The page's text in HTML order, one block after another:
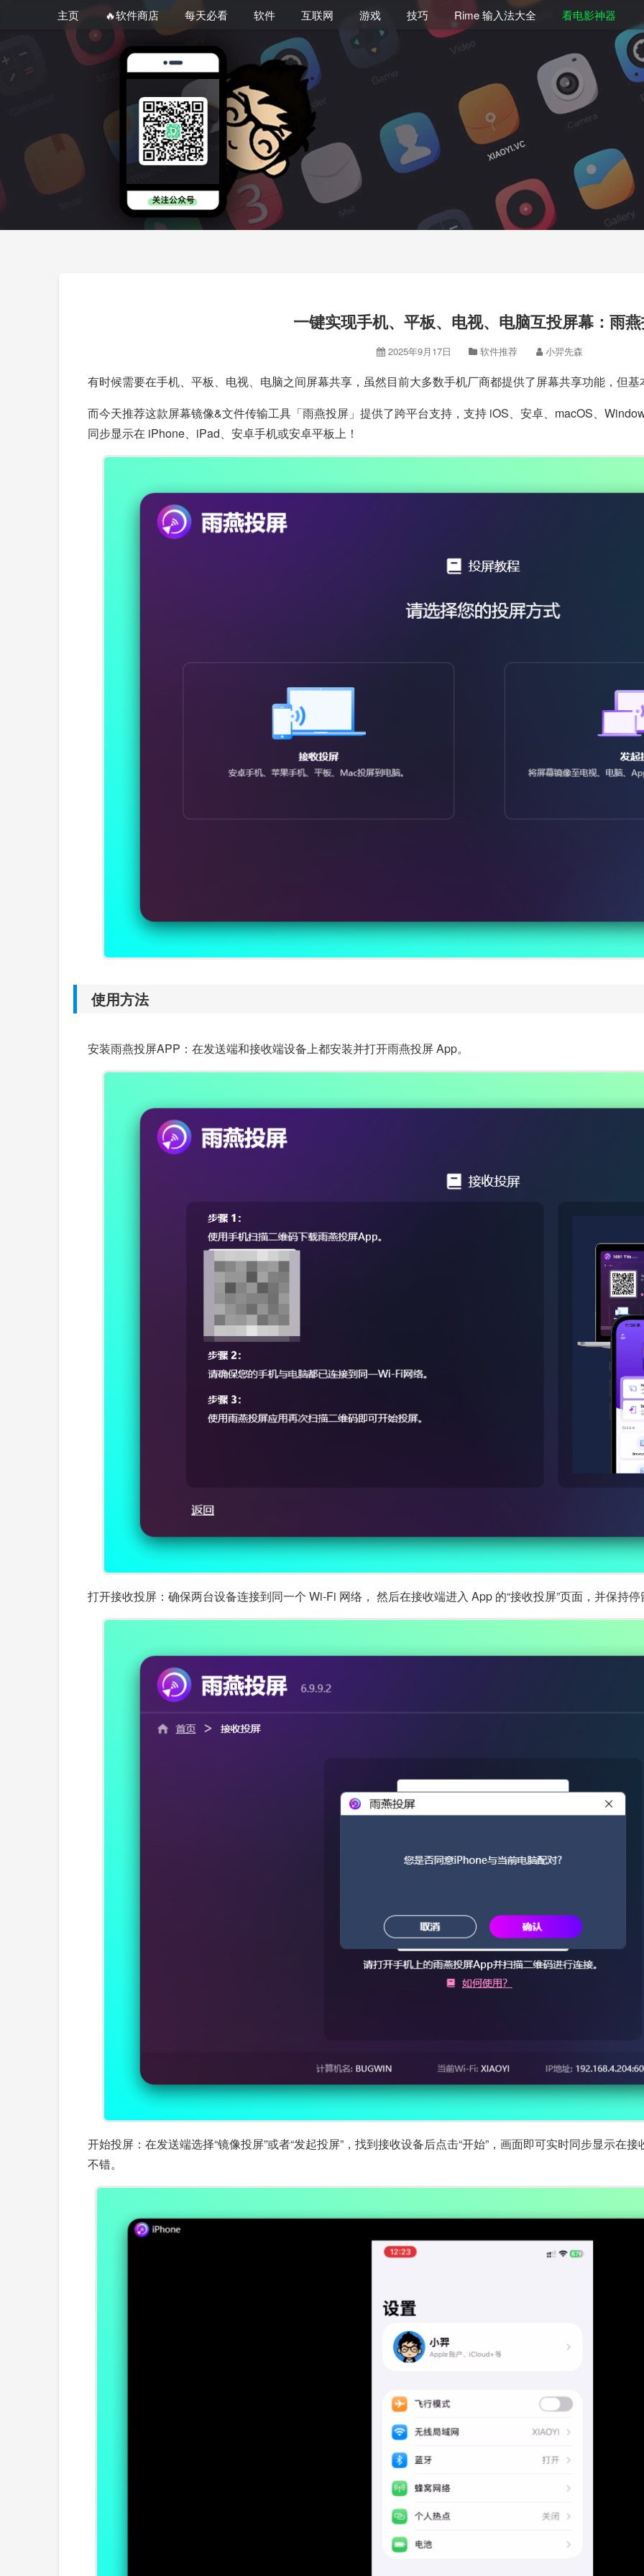
主页 🔥软件商店 每天必看 软件 互联网 游戏 技巧 Rime 输入法大全 看电影神器
一键实现手机、平板、电视、电脑互投屏幕：雨
2025年9月17日 软件推荐 小羿先森
有时候需要在手机、平板、电视、电脑之间屏幕共享，虽然目前大多数手机厂商都提供了屏幕共享功能，但
而今天推荐这款屏幕镜像&文件传输工具「雨燕投屏」提供了跨平台支持，支持 iOS、安卓、macOS、
同步显示在 iPhone、iPad、安卓手机或安卓平板上！
使用方法
安装雨燕投屏APP：在发送端和接收端设备上都安装并打开雨燕投屏 App。
打开接收投屏：确保两台设备连接到同一个 Wi-Fi 网络， 然后在接收端进入 App 的“接收投屏”页面，并保持停
开始投屏：在发送端选择“镜像投屏”或者“发起投屏”，找到接收设备后点击“开始”，画面即可实时同步显示在
不错。